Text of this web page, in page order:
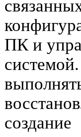
ПК и
создание